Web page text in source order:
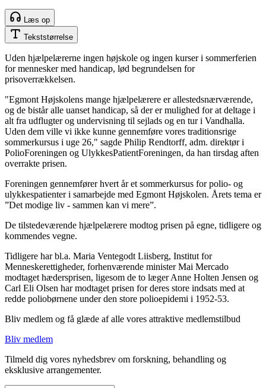
Læs op
Tekststørrelse
Uden hjælpelærerne ingen højskole og ingen kurser i sommerferien
for mennesker med handicap, lød begrundelsen for
prisoverrækkelsen.
"Egmont Højskolens mange hjælpelærere er allestedsnærværende,
og de bistår alle uanset handicap, så der er mulighed for at deltage i
alt fra udflugter og undervisning til sejlads og en tur i Vandhalla.
Uden dem ville vi ikke kunne gennemføre vores traditionsrige
sommerkursus i uge 26," sagde Philip Rendtorff, adm. direktør i
PolioForeningen og UlykkesPatientForeningen, da han tirsdag aften
overrakte prisen.
Foreningen gennemfører hvert år et sommerkursus for polio- og
ulykkespatienter i samarbejde med Egmont Højskolen. Årets tema er
”Det modige liv - sammen kan vi mere”.
De tilstedeværende hjælpelærere modtog prisen på egne, tidligere og
kommendes vegne.
Tidligere har bl.a. Maria Ventegodt Liisberg, Institut for
Menneskerettigheder, forhenværende minister Mai Mercado
modtaget hædersprisen, ligesom de to læger Anne Holten Jensen og
Carl Eli Olsen har modtaget prisen for deres store indsats med at
redde poliobørnene under den store polioepidemi i 1952-53.
Bliv medlem og få glæde af alle vores attraktive medlemstilbud
Bliv medlem
Tilmeld dig vores nyhedsbrev om forskning, behandling og
eksklusive arrangementer.